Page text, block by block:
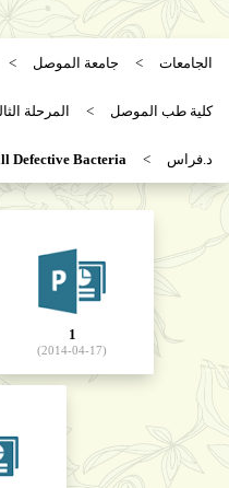
الجامعات جامعة الموصل
كلية طب الموصل المرحلة
د.فراس Defective Bacteria
1
(2014-04-17)